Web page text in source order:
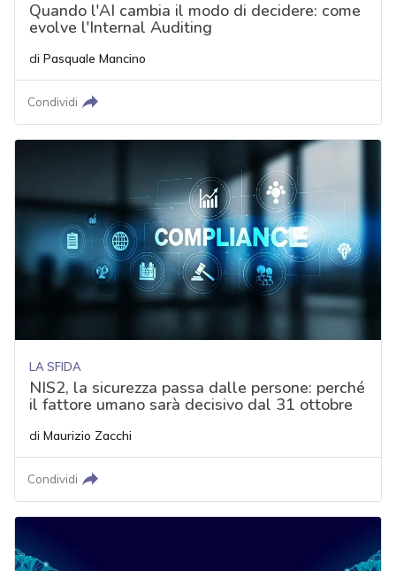
Quando l'AI cambia il modo di decidere: come
evolve l'Internal Auditing
di Pasquale Mancino
Condividi
LA SFIDA
NIS2, la sicurezza passa dalle persone: perché
il fattore umano sarà decisivo dal 31 ottobre
di Maurizio Zacchi
Condividi